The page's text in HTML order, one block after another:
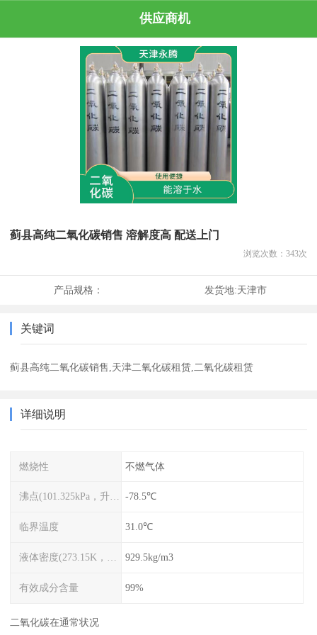
供应商机
蓟县高纯二氧化碳销售 溶解度高 配送上门
浏览次数： 343次
产品规格： 发货地:天津市
关键词
蓟县高纯二氧化碳销售,天津二氧化碳租赁,二氧化碳租赁
详细说明
燃烧性 不燃气体
沸点(101.325kPa，升华点) -78.5℃
临界温度 31.0℃
929.5kg/m3
有效成分含量 99%
二氧化碳在通常状况